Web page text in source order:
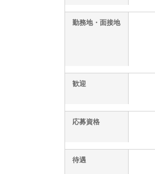
勤務地・面接地
歓迎
応募資格
待遇